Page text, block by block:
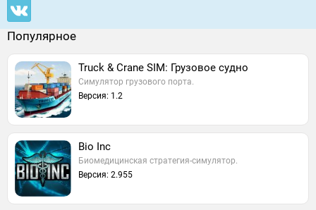
Популярное
Truck & Crane SIM: Грузовое судно
Симулятор грузового порта.
Версия: 1.2
Bio Inc
Биомедицинская стратегия-симулятор.
Версия: 2.955